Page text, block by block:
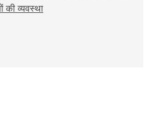
की व्यवस्था